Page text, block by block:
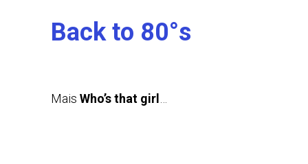
Back to 80°s
Mais Who’s that girl